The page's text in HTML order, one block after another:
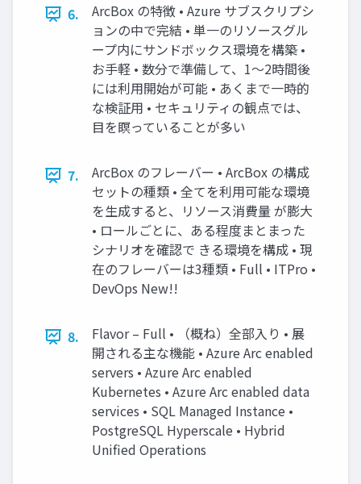
6.
ArcBox の特徴 • Azure サブスクリプシ
ョンの中で完結 • 単一のリソースグル
ープ内にサンドボックス環境を構築 •
お手軽 • 数分で準備して、1～2時間後
には利用開始が可能 • あくまで一時的
な検証用 • セキュリティの観点では、
目を瞑っていることが多い
7.
ArcBox のフレーバー • ArcBox の構成
セットの種類 • 全てを利用可能な環境
を生成すると、リソース消費量 が膨大
• ロールごとに、ある程度まとまった
シナリオを確認で きる環境を構成 • 現
在のフレーバーは3種類 • Full • ITPro •
DevOps New!!
8.
Flavor – Full • （概ね）全部入り • 展
開される主な機能 • Azure Arc enabled
servers • Azure Arc enabled
Kubernetes • Azure Arc enabled data
services • SQL Managed Instance •
PostgreSQL Hyperscale • Hybrid
Unified Operations